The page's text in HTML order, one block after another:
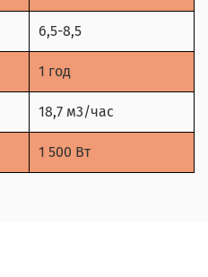
6,5-8,5
1 год
18,7 м3/час
1 500 Вт